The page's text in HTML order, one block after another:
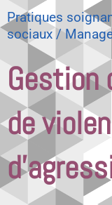
Pratiques
sociaux /
de